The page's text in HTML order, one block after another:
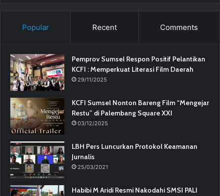
Popular Recent Comments
Pemprov Sumsel Respon Positif Pelantikan
KCFI : Memperkuat Literasi Film Daerah
29/11/2025
KCFI Sumsel Nonton Bareng Film “Mengejar
Restu” di Palembang Square XXI
03/12/2025
LBH Pers Luncurkan Protokol Keamanan
Jurnalis
25/03/2021
Habibi M Aridi Resmi Nakodahi SMSI PALI